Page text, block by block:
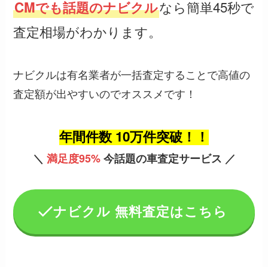
CMでも話題のナビクルなら簡単45秒で
査定相場がわかります。
ナビクルは有名業者が一括査定することで高値の
査定額が出やすいのでオススメです！
年間件数 10万件突破！！
＼ 満足度95%今話題の車査定サービス ／
ナビクル 無料査定はこちら